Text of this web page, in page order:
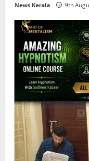
News Kerala 9th